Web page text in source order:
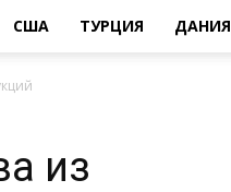
США ТУРЦИЯ ДАНИЯ
из